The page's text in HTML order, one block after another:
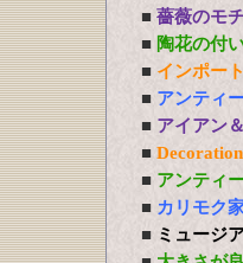
■ 薔薇のモ
■ 陶花の付
■ インポー
■ アンティ
■ アイアン
■
■ アンティ
■ カリモク
■ ミュージ